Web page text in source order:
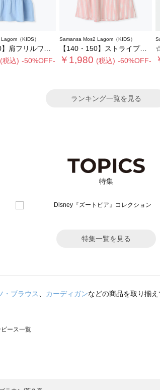
（KIDS）
フリルワンピース
(税込) -50%OFF-
Samansa Mos2 Lagom（KIDS）
【140・150】ストライプフリルカラーワンピース
￥1,980 (税込) -60%OFF-
ランキング一覧を見る
特集
特集一覧を見る
・ブラウス、 カーディガンなどの商品を取り揃え
ース一覧
のワンピース一覧